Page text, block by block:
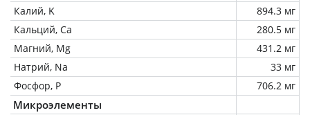
Калий, K
894.3 мг
Кальций, Ca
280.5 мг
Магний, Mg
431.2 мг
Натрий, Na
33 мг
Фосфор, P
706.2 мг
Микроэлементы